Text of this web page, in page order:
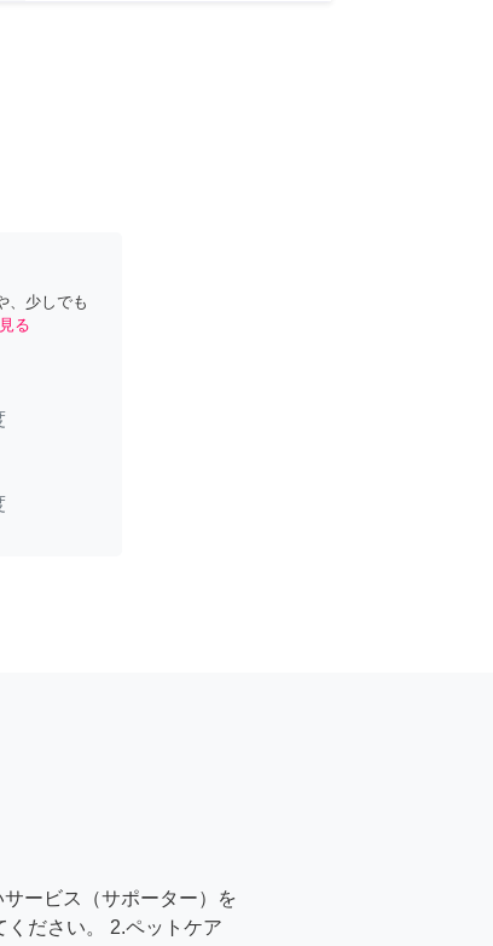
、少しでも
る
ービス（サポーター）を
ださい。 2.ペットケア